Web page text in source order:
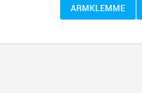
ARMKLEMME